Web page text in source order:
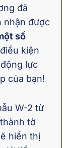
đã
nhận được
số
kiện
lực
của bạn!
W-2 từ
tờ
hiển thị